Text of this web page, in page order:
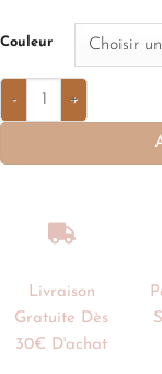
Couleur
Livraison
Gratuite Dès
30€ D'achat